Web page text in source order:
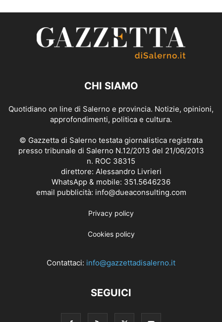
CHI SIAMO
Quotidiano on line di Salerno e provincia. Notizie, opinioni,
approfondimenti, politica e cultura.
© Gazzetta di Salerno testata giornalistica registrata
presso tribunale di Salerno N.12/2013 del 21/06/2013
n. ROC 38315
direttore: Alessandro Livrieri
WhatsApp & mobile: 351.5646236
email pubblicità: info@dueaconsulting.com
Privacy policy
Cookies policy
Contattaci: info@gazzettadisalerno.it
SEGUICI